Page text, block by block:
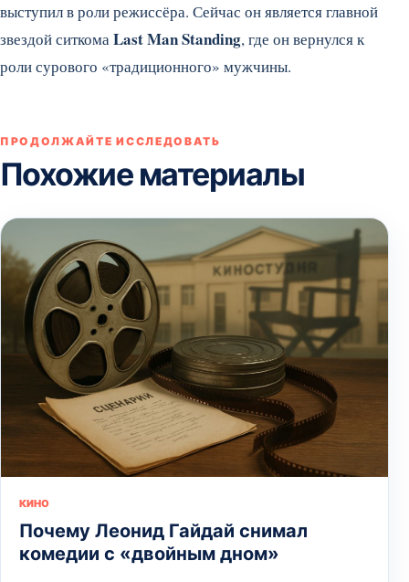
выступил в роли режиссёра. Сейчас он является главной
звездой ситкомаLast Man Standing, где он вернулся к
роли сурового «традиционного» мужчины.
ПРОДОЛЖАЙТЕ ИССЛЕДОВАТЬ
Похожие материалы
КИНО
Почему Леонид Гайдай снимал
комедии с «двойным дном»